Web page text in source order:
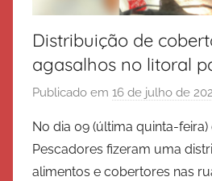
Distribuição de
agasalhos no litoral
Publicado em 16 de julho de
No dia 09 (última quinta-
Pescadores fizeram uma
alimentos e cobertores nas